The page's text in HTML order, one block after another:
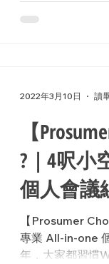
【
?｜4呎小
個人會議
【Prosumer
專業 All-in-one
年，大家都習慣
2022年3月10日 讀